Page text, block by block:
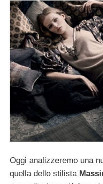
Oggi analizzeremo una
quella dello stilista